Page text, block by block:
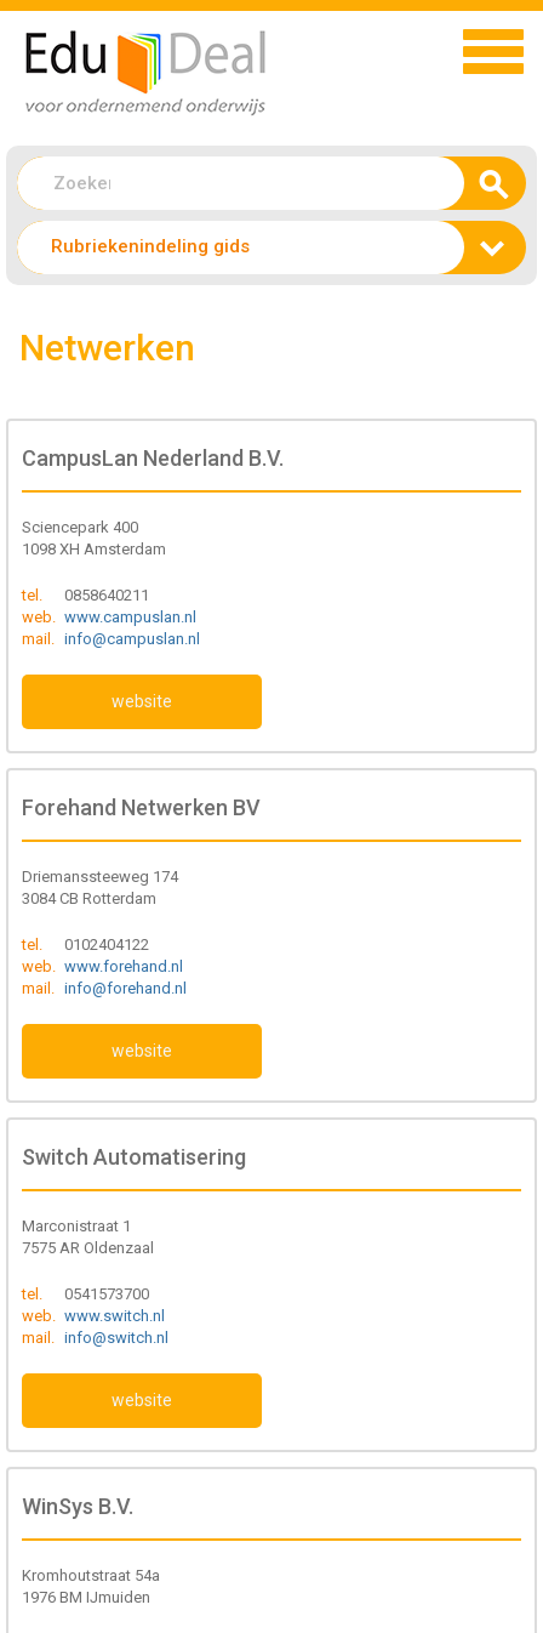
Rubriekenindeling gids
Netwerken
CampusLan Nederland B.V.
Sciencepark 400
1098 XH Amsterdam
tel.
0858640211
web. www.campuslan.nl
mail. info@campuslan.nl
website
Forehand Netwerken BV
Driemanssteeweg 174
3084 CB Rotterdam
tel.
0102404122
web. www.forehand.nl
mail. info@forehand.nl
website
Switch Automatisering
Marconistraat 1
7575 AR Oldenzaal
tel.
0541573700
web. www.switch.nl
mail. info@switch.nl
website
WinSys B.V.
Kromhoutstraat 54a
1976 BM IJmuiden